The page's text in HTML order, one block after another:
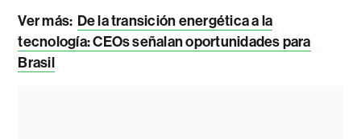
Ver más: De la transición energética a la
tecnología: CEOs señalan oportunidades para
Brasil